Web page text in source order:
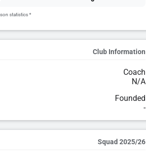
* Showing overall season statistics.
Club Information
Coach
N/A
Founded
-
2025/26 Squad